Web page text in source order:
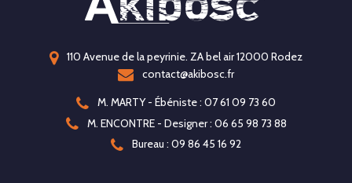
110 Avenue de la peyrinie. ZA bel air 12000 Rodez
contact@akibosc.fr
M. MARTY - Ébéniste : 07 61 09 73 60
M. ENCONTRE - Designer : 06 65 98 73 88
Bureau : 09 86 45 16 92